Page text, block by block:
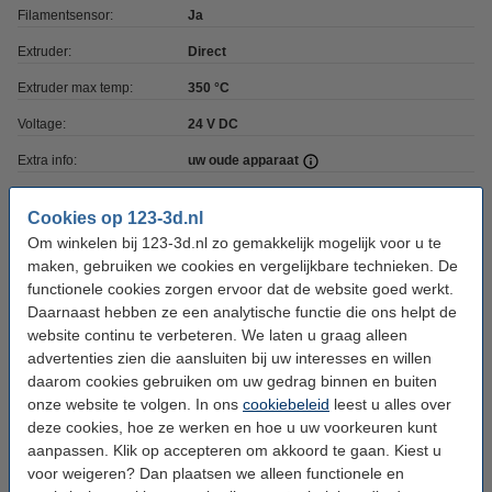
Cookies op 123-3d.nl
Om winkelen bij 123-3d.nl zo gemakkelijk mogelijk voor u te
maken, gebruiken we cookies en vergelijkbare technieken. De
functionele cookies zorgen ervoor dat de website goed werkt.
Daarnaast hebben ze een analytische functie die ons helpt de
website continu te verbeteren. We laten u graag alleen
advertenties zien die aansluiten bij uw interesses en willen
daarom cookies gebruiken om uw gedrag binnen en buiten
onze website te volgen. In ons cookiebeleid leest u alles over
deze cookies, hoe ze werken en hoe u uw voorkeuren kunt
aanpassen. Klik op accepteren om akkoord te gaan. Kiest u
voor weigeren? Dan plaatsen we alleen functionele en
Filamentsensor: Ja
Extruder: Direct
Extruder max temp: 350 °C
Voltage: 24 V DC
Extra info: uw oude apparaat
Direct mee bestellen
Elegoo Centauri Nozzle Silicone Brush
€ 0,95
Geavanceerde multicolor en multi-materiaal workflows
De Centauri Carbon 2 Combo maakt gebruik van het Elegoo CANVAS-
systeem met automatische filamentwissel en RFID-filamentdetectie. Zo print